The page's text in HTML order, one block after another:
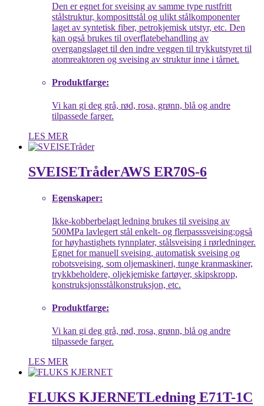
Den er egnet for sveising av samme type rustfritt
stålstruktur, komposittstål og ulikt stålkomponenter
laget av syntetisk fiber, petrokjemisk utstyr, etc. Den
kan også brukes til overflatebehandling av
overgangslaget til den indre veggen til trykkutstyret til
atomreaktoren og sveising av struktur inne i tårnet.
Produktfarge:
Vi kan gi deg grå, rød, rosa, grønn, blå og andre
tilpassede farger.
LES MER
SVEISETråderAWS ER70S-6
Egenskaper:
Ikke-kobberbelagt ledning brukes til sveising av
500MPa lavlegert stål enkelt- og flerpasssveising;også
for høyhastighets tynnplater, stålsveising i rørledninger.
Egnet for manuell sveising, automatisk sveising og
robotsveising, som oljemaskineri, tunge kranmaskiner,
trykkbeholdere, oljekjemiske fartøyer, skipskropp,
konstruksjonsstålkonstruksjon, etc.
Produktfarge:
Vi kan gi deg grå, rød, rosa, grønn, blå og andre
tilpassede farger.
LES MER
FLUKS KJERNETLedning E71T-1C